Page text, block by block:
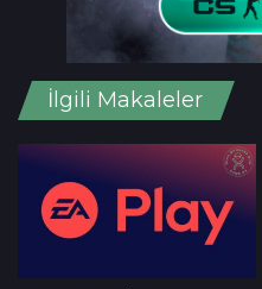
İlgili Makaleler